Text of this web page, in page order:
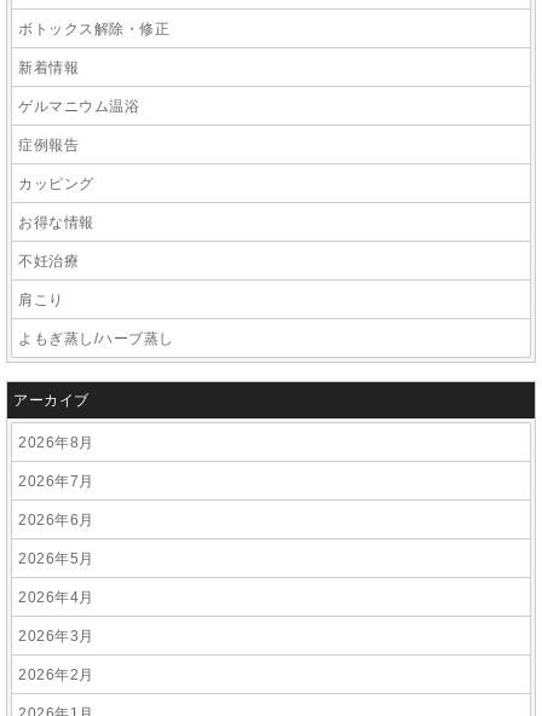
ボトックス解除・修正
新着情報
ゲルマニウム温浴
症例報告
カッピング
お得な情報
不妊治療
肩こり
よもぎ蒸し/ハーブ蒸し
アーカイブ
2026年8月
2026年7月
2026年6月
2026年5月
2026年4月
2026年3月
2026年2月